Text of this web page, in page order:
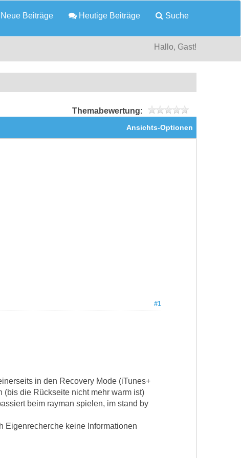
Neue Beiträge Heutige Beiträge Suche
Hallo, Gast!
Themabewertung:
Ansichts-Optionen
#1
in den Recovery Mode (iTunes+
die Rückseite nicht mehr warm ist)
beim rayman spielen, im stand by
Eigenrecherche keine Informationen